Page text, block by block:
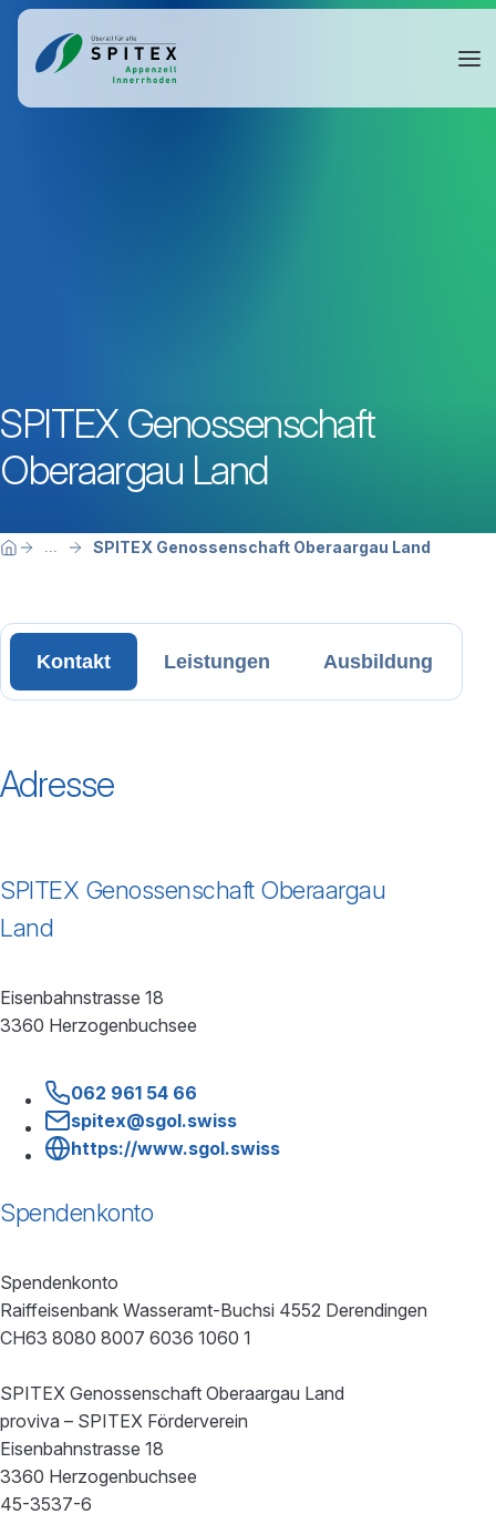
SPITEX Genossenschaft
Oberaargau Land
Breadcrumbnavigation
Sie befinden sich hier:
Home ... SPITEX Genossenschaft Oberaargau Land
Kontakt Leistungen Ausbildung
Adresse
SPITEX Genossenschaft Oberaargau
Land
Eisenbahnstrasse 18
3360 Herzogenbuchsee
062 961 54 66
spitex@sgol.swiss
https://www.sgol.swiss
Spendenkonto
Spendenkonto
Raiffeisenbank Wasseramt-Buchsi 4552 Derendingen
CH63 8080 8007 6036 1060 1
SPITEX Genossenschaft Oberaargau Land
proviva – SPITEX Förderverein
Eisenbahnstrasse 18
3360 Herzogenbuchsee
45-3537-6